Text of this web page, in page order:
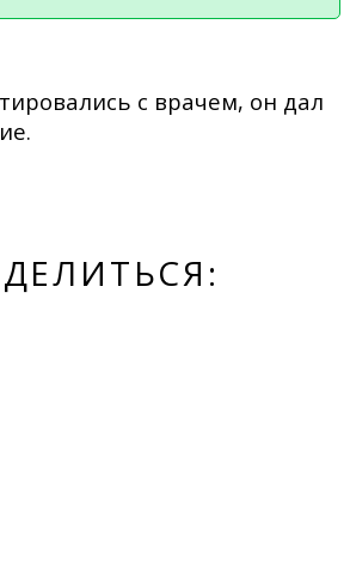
с врачем, он дал